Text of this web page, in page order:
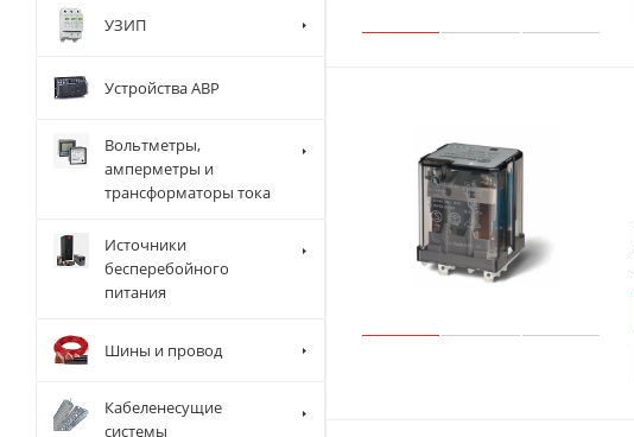
УЗИП
Устройства АВР
Вольтметры,
амперметры и
трансформаторы тока
Источники
бесперебойного
питания
Шины и провод
Кабеленесущие
системы